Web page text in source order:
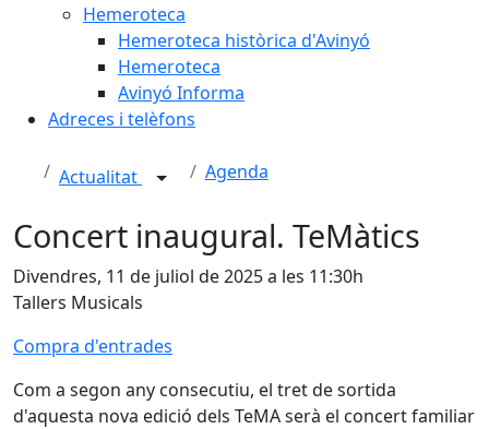
Hemeroteca
Hemeroteca històrica d'Avinyó
Hemeroteca
Avinyó Informa
Adreces i telèfons
Actualitat Agenda
Concert inaugural. TeMàtics
Divendres, 11 de juliol de 2025 a les 11:30h
Tallers Musicals
Compra d'entrades
Com a segon any consecutiu, el tret de sortida
d'aquesta nova edició dels TeMA serà el concert familiar